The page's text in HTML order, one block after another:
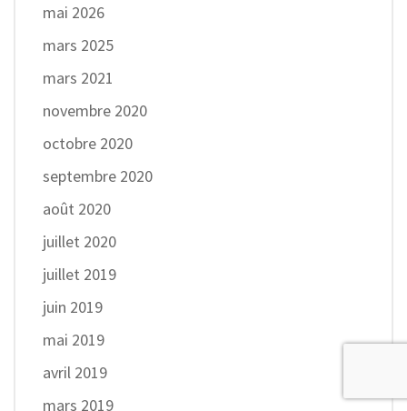
mai 2026
mars 2025
mars 2021
novembre 2020
octobre 2020
septembre 2020
août 2020
juillet 2020
juillet 2019
juin 2019
mai 2019
avril 2019
mars 2019